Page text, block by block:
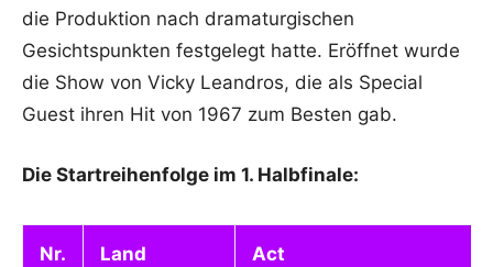
die Produktion nach dramaturgischen
Gesichtspunkten festgelegt hatte. Eröffnet wurde
die Show von Vicky Leandros, die als Special
Guest ihren Hit von 1967 zum Besten gab.
Die Startreihenfolge im 1. Halbfinale:
Nr. Land Act